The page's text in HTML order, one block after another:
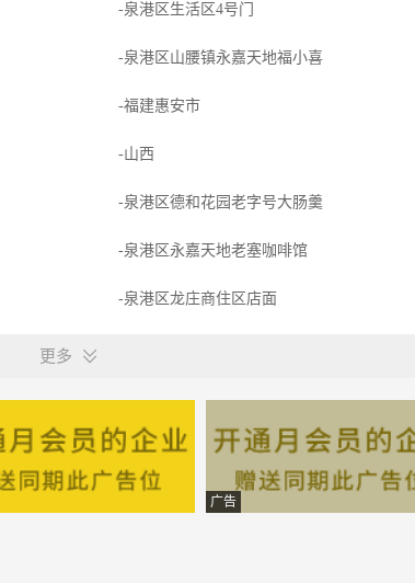
-泉港区生活区4号门
-泉港区山腰镇永嘉天地福小喜
-福建惠安市
-山西
-泉港区德和花园老字号大肠羹
-泉港区永嘉天地老塞咖啡馆
-泉港区龙庄商住区店面
-山腰奇美广场醉得意
-泉港区东方帝景
更多
广告